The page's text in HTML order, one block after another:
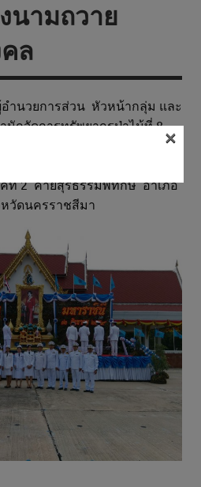
นามถวาย
ล
ำนวยการส่วน หัวหน้ากลุ่ม และ
นักจัดการทรัพยากรป่าไม้ที่ 8
พิธีลงนามถวายพระพรชัยมงคล
พระบรมราชินีนาถ ณ ลาน
ที่ 2 ค่ายสุรธรรมพิทักษ์ อำเภอ
หวัดนครราชสีมา
×